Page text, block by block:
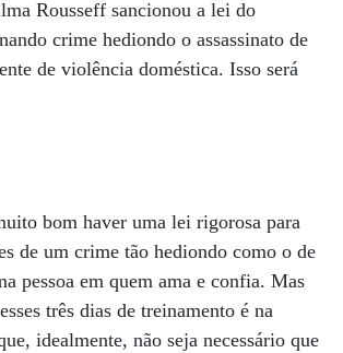
Rousseff sancionou a lei do
crime hediondo o assassinato de
de violência doméstica. Isso será
bom haver uma lei rigorosa para
de um crime tão hediondo como o de
pessoa em quem ama e confia. Mas
três dias de treinamento é na
idealmente, não seja necessário que